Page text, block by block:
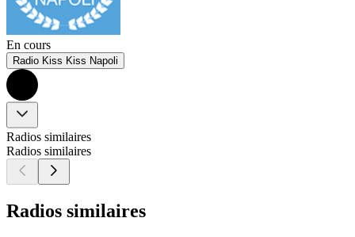
En cours
Radio Kiss Kiss Napoli
Radios similaires
Radios similaires
Radios similaires